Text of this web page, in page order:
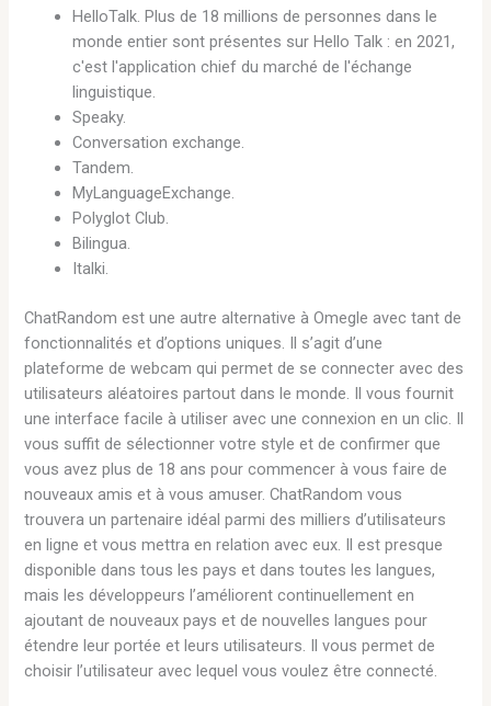
HelloTalk. Plus de 18 millions de personnes dans le
monde entier sont présentes sur Hello Talk : en 2021,
c'est l'application chief du marché de l'échange
linguistique.
Speaky.
Conversation exchange.
Tandem.
MyLanguageExchange.
Polyglot Club.
Bilingua.
Italki.
ChatRandom est une autre alternative à Omegle avec tant de
fonctionnalités et d’options uniques. Il s’agit d’une
plateforme de webcam qui permet de se connecter avec des
utilisateurs aléatoires partout dans le monde. Il vous fournit
une interface facile à utiliser avec une connexion en un clic. Il
vous suffit de sélectionner votre style et de confirmer que
vous avez plus de 18 ans pour commencer à vous faire de
nouveaux amis et à vous amuser. ChatRandom vous
trouvera un partenaire idéal parmi des milliers d’utilisateurs
en ligne et vous mettra en relation avec eux. Il est presque
disponible dans tous les pays et dans toutes les langues,
mais les développeurs l’améliorent continuellement en
ajoutant de nouveaux pays et de nouvelles langues pour
étendre leur portée et leurs utilisateurs. Il vous permet de
choisir l’utilisateur avec lequel vous voulez être connecté.